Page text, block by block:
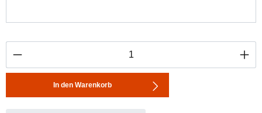
Produkt Anzahl: Gib den gewünschten
In den Warenkorb